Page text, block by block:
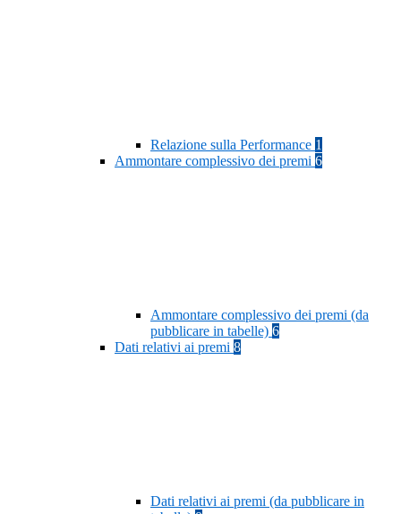
Relazione sulla Performance 1
Ammontare complessivo dei premi 6
Ammontare complessivo dei premi (da
pubblicare in tabelle) 6
Dati relativi ai premi 8
Dati relativi ai premi (da pubblicare in